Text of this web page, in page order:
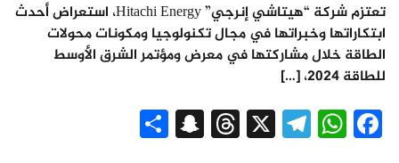
تعتزم شركة “هيتاشي إنرجي” Hitachi Energy، استعراض أحدث
ابتكاراتها وخبراتها في مجال تكنولوجيا ومكونات محولات
الطاقة خلال مشاركتها في معرض ومؤتمر الشرق الأوسط
للطاقة 2024، […]
Facebook
WhatsApp
Telegram
X
Threads
Snapchat
Share